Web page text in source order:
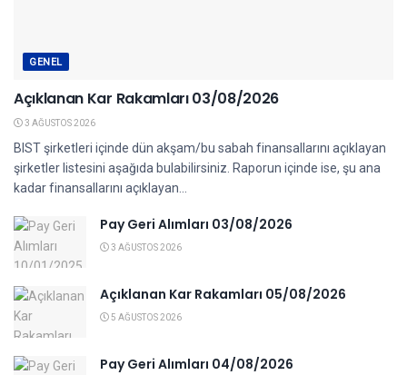
GENEL
Açıklanan Kar Rakamları 03/08/2026
3 AĞUSTOS 2026
BIST şirketleri içinde dün akşam/bu sabah finansallarını açıklayan
şirketler listesini aşağıda bulabilirsiniz. Raporun içinde ise, şu ana
kadar finansallarını açıklayan...
Pay Geri Alımları 03/08/2026
3 AĞUSTOS 2026
Açıklanan Kar Rakamları 05/08/2026
5 AĞUSTOS 2026
Pay Geri Alımları 04/08/2026